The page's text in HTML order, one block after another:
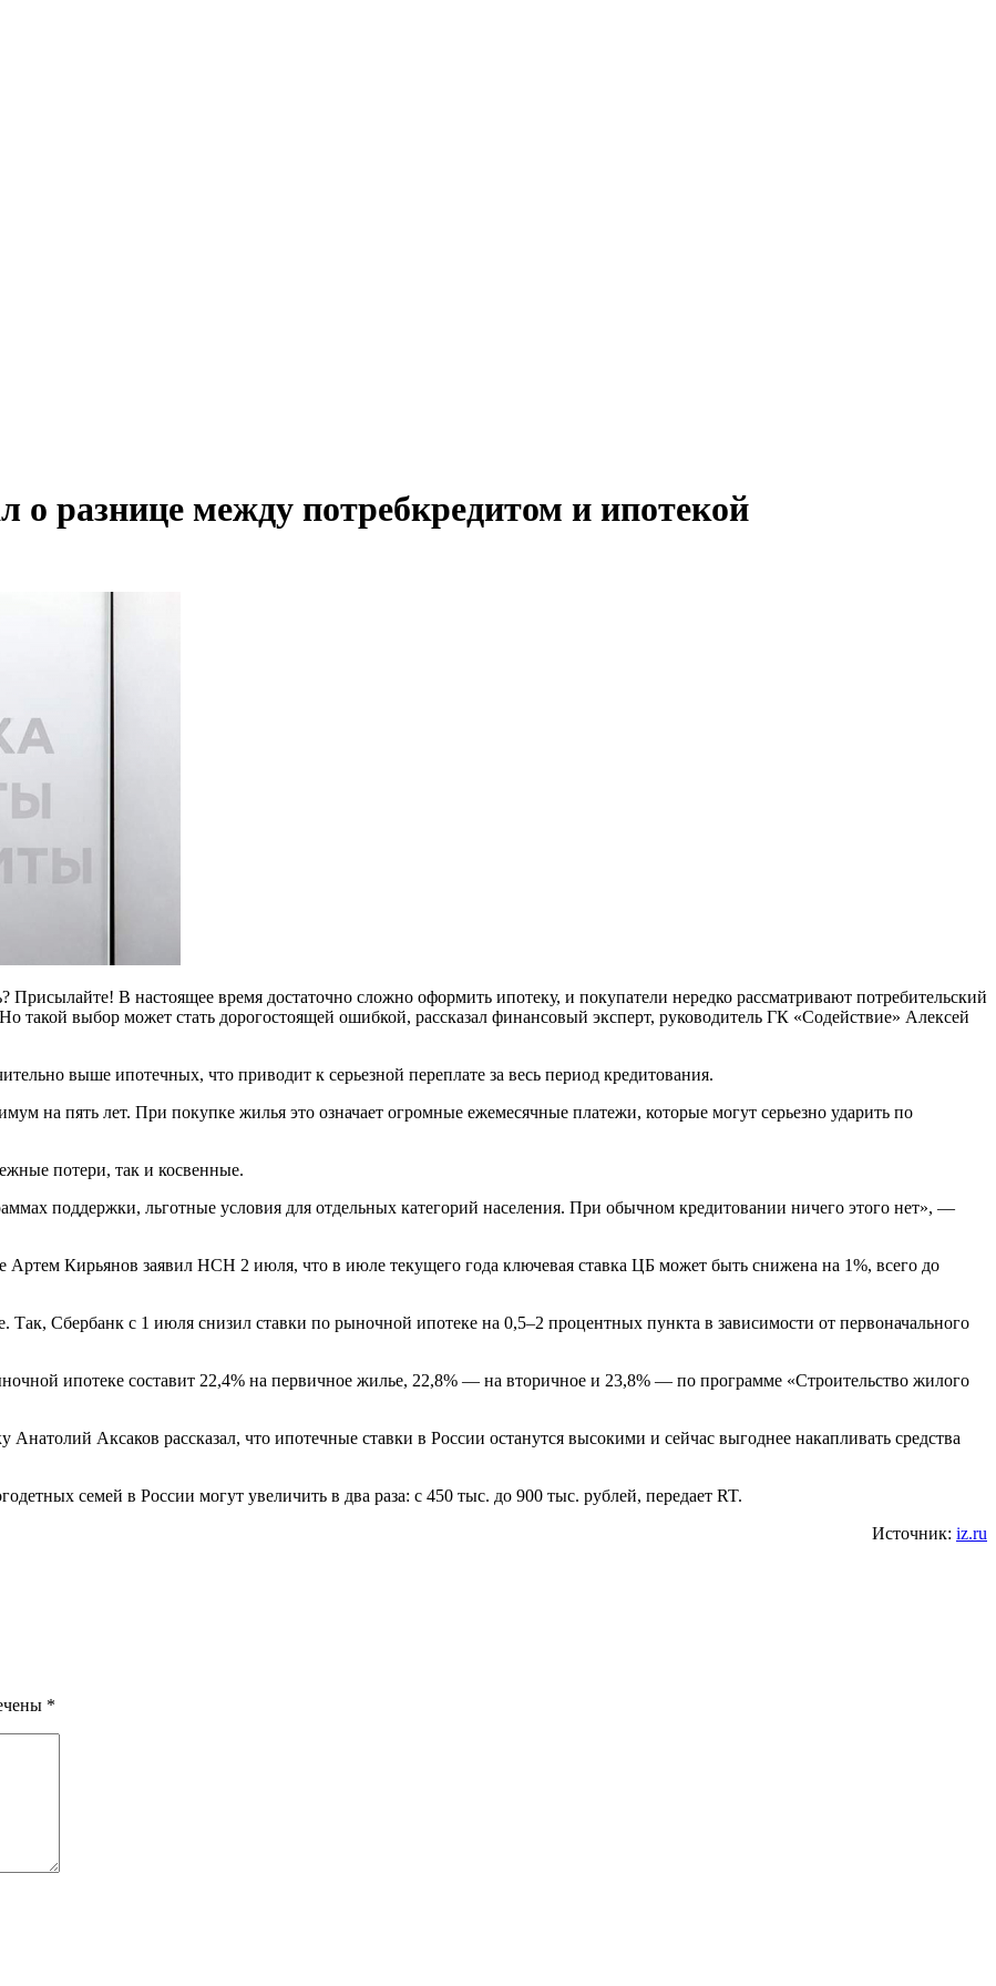
о разнице между потребкредитом и ипотекой
В настоящее время достаточно сложно оформить ипотеку, и покупатели нередко рассматривают потребительский
такой выбор может стать дорогостоящей ошибкой, рассказал финансовый эксперт, руководитель ГК «Содействие» Алексей
выше ипотечных, что приводит к серьезной переплате за весь период кредитования.
на пять лет. При покупке жилья это означает огромные ежемесячные платежи, которые могут серьезно ударить по
потери, так и косвенные.
поддержки, льготные условия для отдельных категорий населения. При обычном кредитовании ничего этого нет», —
Артем Кирьянов заявил НСН 2 июля, что в июле текущего года ключевая ставка ЦБ может быть снижена на 1%, всего до
Сбербанк с 1 июля снизил ставки по рыночной ипотеке на 0,5–2 процентных пункта в зависимости от первоначального
ипотеке составит 22,4% на первичное жилье, 22,8% — на вторичное и 23,8% — по программе «Строительство жилого
Аксаков рассказал, что ипотечные ставки в России останутся высокими и сейчас выгоднее накапливать средства
семей в России могут увеличить в два раза: с 450 тыс. до 900 тыс. рублей, передает RT.
Источник: iz.ru
*